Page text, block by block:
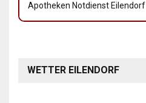
Apotheken Notdienst Eilendorf
WETTER EILENDORF